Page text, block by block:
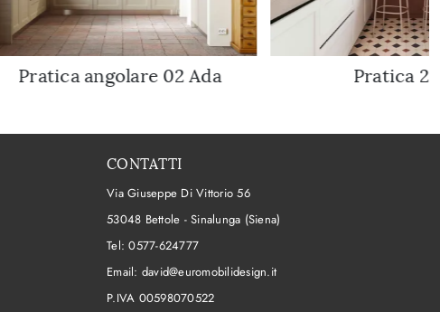
Pratica angolare 02 Ada Pratica
CONTATTI
Via Giuseppe Di Vittorio 56
53048 Bettole - Sinalunga (Siena)
Tel:0577-624777
Email: david@euromobilidesign.it
P.IVA 00598070522